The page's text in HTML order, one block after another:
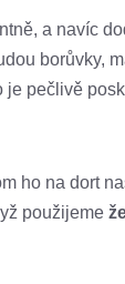
a navíc
borůvky,
pečlivě
ho na dort
použijeme